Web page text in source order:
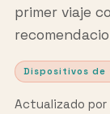
primer viaje
Dispositivos de
Actualizado por